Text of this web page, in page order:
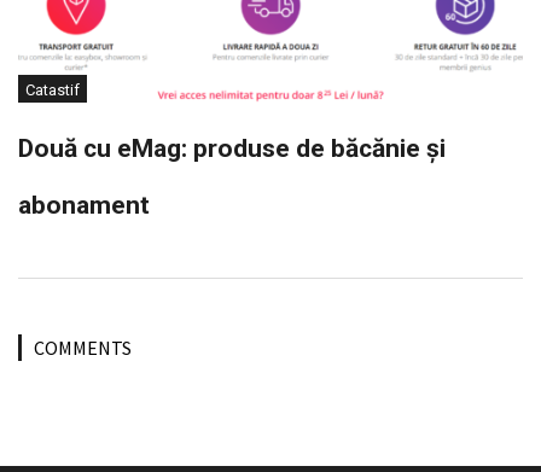
Catastif
Două cu eMag: produse de băcănie și
abonament
COMMENTS